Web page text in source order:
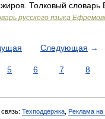
Толковый
русского языка
Следующая →
5 6 7 8
Техподдержка Реклама на